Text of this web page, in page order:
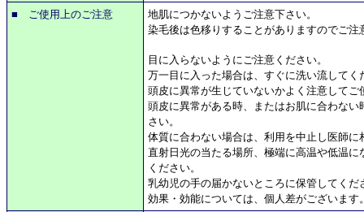
■ ご使用上のご注意
地肌につかないようご注意下さい。
染毛後は色移りすることがありますのでご注
目に入らないようにご注意ください。
万一目に入った場合は、すぐに洗い流してく
頭皮に異常が生じていないかよく注意してご
頭皮に異常がある時、またはお肌に合わない
さい。
体質に合わない場合は、利用を中止し医師に
直射日光の当たる場所、極端に高温や低温に
ください。
乳幼児の手の届かないところに保管してくだ
効果・効能については、個人差がございます